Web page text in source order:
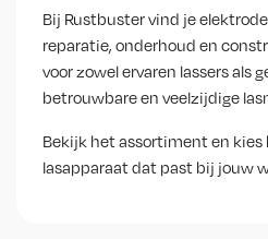
Bij Rustbuster vind je
reparatie, onderhoud en
voor zowel ervaren lassers als
betrouwbare en veelzijdige
Bekijk het assortiment en kies
lasapparaat dat past bij jouw